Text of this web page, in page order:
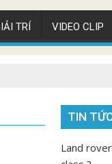
TRÍ VIDEO CLIP
TIN
Land